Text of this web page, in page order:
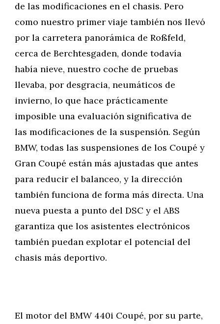
de las modificaciones en el chasis. Pero
como nuestro primer viaje también nos llevó
por la carretera panorámica de Roßfeld,
cerca de Berchtesgaden, donde todavía
había nieve, nuestro coche de pruebas
llevaba, por desgracia, neumáticos de
invierno, lo que hace prácticamente
imposible una evaluación significativa de
las modificaciones de la suspensión. Según
BMW, todas las suspensiones de los Coupé y
Gran Coupé están más ajustadas que antes
para reducir el balanceo, y la dirección
también funciona de forma más directa. Una
nueva puesta a punto del DSC y el ABS
garantiza que los asistentes electrónicos
también puedan explotar el potencial del
chasis más deportivo.
El motor del BMW 440i Coupé, por su parte,